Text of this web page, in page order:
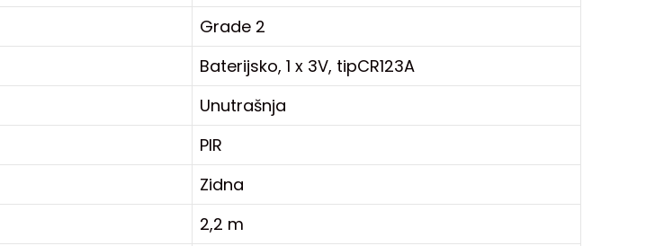
Grade 2
Baterijsko, 1 x 3V, tipCR123A
Unutrašnja
PIR
Zidna
2,2 m